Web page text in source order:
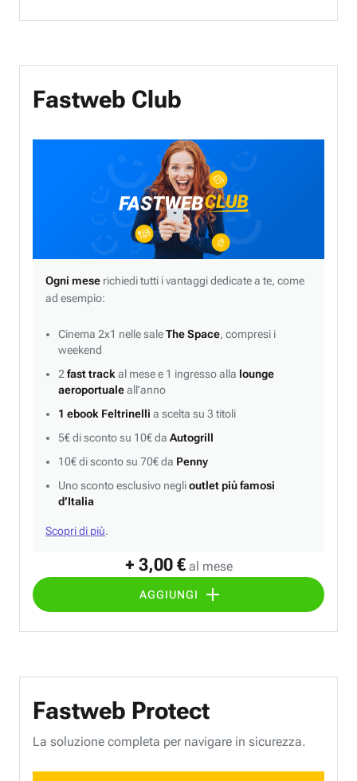
Fastweb Club
+ 3,00 € al mese
AGGIUNGI
Ogni mese richiedi tutti i vantaggi dedicate a te, come
ad esempio:
Cinema 2x1 nelle saleThe Space, compresi i
weekend
2 fast track al mese e 1 ingresso alla lounge
aeroportualeall’anno
1 ebook Feltrinelli a scelta su 3 titoli
5€ di sconto su 10€ da Autogrill
10€ di sconto su 70€ da Penny
Uno sconto esclusivo neglioutlet più famosi
d’Italia
Scopri di più.
Fastweb Protect
La soluzione completa per navigare in sicurezza.